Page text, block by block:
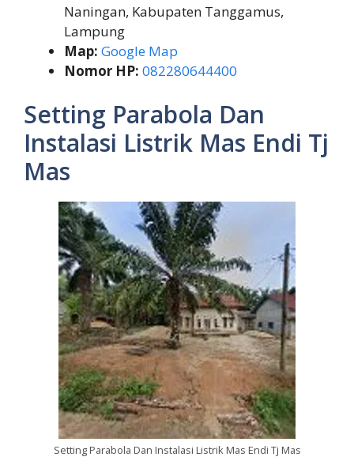
Naningan, Kabupaten Tanggamus,
Lampung
Map: Google Map
Nomor HP: 082280644400
Setting Parabola Dan
Instalasi Listrik Mas Endi Tj
Mas
Setting Parabola Dan Instalasi Listrik Mas Endi Tj Mas